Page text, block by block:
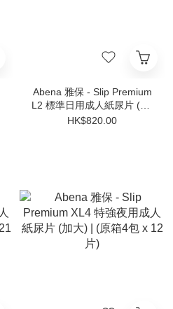
Abena 雅保 - Slip Premium
L2 標準日用成人紙尿片 (大)
| (原箱4包 x 22片)
HK$820.00